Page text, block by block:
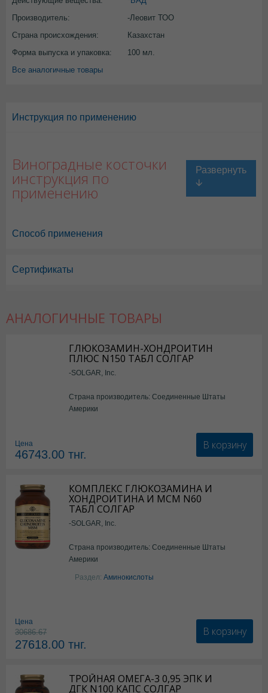
Производитель:
-Леовит ТОО
Страна происхождения:
Казахстан
Форма выпуска и упаковка:
100 мл.
Все аналогичные товары
Инструкция по применению
Виноградные косточки
инструкция по
применению
Способ применения
Сертификаты
АНАЛОГИЧНЫЕ ТОВАРЫ
ГЛЮКОЗАМИН-ХОНДРОИТИН
ПЛЮС N150 ТАБЛ СОЛГАР
-SOLGAR, Inc.
Страна производитель: Соединенные Штаты
Америки
Цена
46743.00 тнг.
В корзину
КОМПЛЕКС ГЛЮКОЗАМИНА И
ХОНДРОИТИНА И МСМ N60
ТАБЛ СОЛГАР
-SOLGAR, Inc.
Страна производитель: Соединенные Штаты
Америки
Раздел: Аминокислоты
Цена
30686.67
27618.00 тнг.
В корзину
ТРОЙНАЯ ОМЕГА-3 0,95 ЭПК И
ДГК N100 КАПС СОЛГАР